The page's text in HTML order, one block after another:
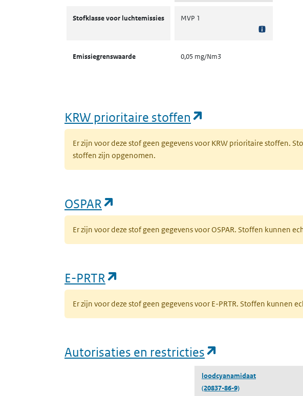
Stofklasse voor luchtemissies MVP 1
Emissiegrenswaarde 0,05 mg/Nm3
KRW prioritaire stoffen
Er zijn voor deze stof geen gegevens voor KRW prioritaire stoffen.
stoffen zijn opgenomen.
OSPAR
Er zijn voor deze stof geen gegevens voor OSPAR. Stoffen kunnen
E-PRTR
Er zijn voor deze stof geen gegevens voor E-PRTR. Stoffen kunnen
Autorisaties en restricties
loodcyanamidaat
(20837-86-9)